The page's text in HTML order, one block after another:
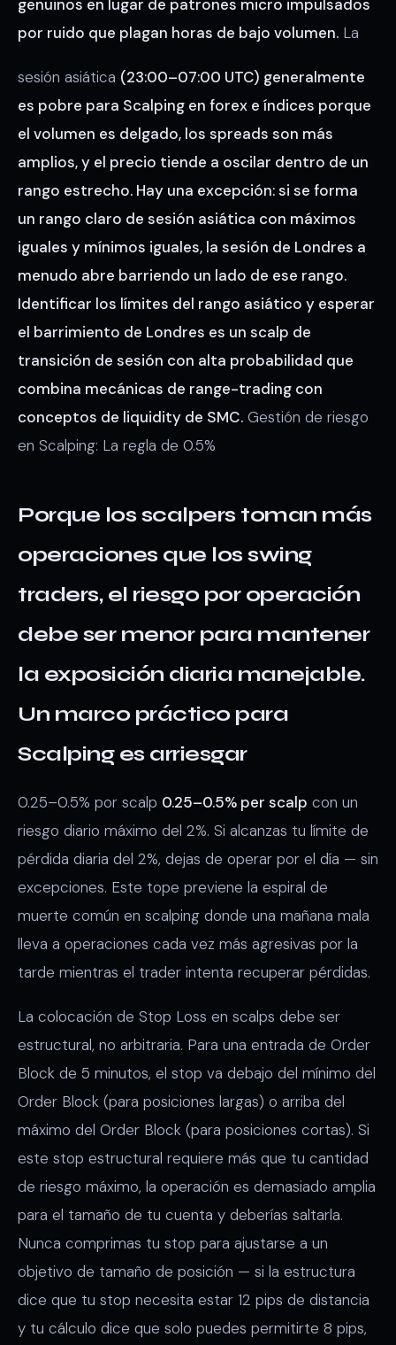
genuinos en lugar de patrones micro impulsados
por ruido que plagan horas de bajo volumen. La
sesión asiática (23:00–07:00 UTC) generalmente
es pobre para Scalping en forex e índices porque
el volumen es delgado, los spreads son más
amplios, y el precio tiende a oscilar dentro de un
rango estrecho. Hay una excepción: si se forma
un rango claro de sesión asiática con máximos
iguales y mínimos iguales, la sesión de Londres a
menudo abre barriendo un lado de ese rango.
Identificar los límites del rango asiático y esperar
el barrimiento de Londres es un scalp de
transición de sesión con alta probabilidad que
combina mecánicas de range-trading con
conceptos de liquidity de SMC. Gestión de riesgo
en Scalping: La regla de 0.5%
Porque los scalpers toman más
operaciones que los swing
traders, el riesgo por operación
debe ser menor para mantener
la exposición diaria manejable.
Un marco práctico para
Scalping es arriesgar
0.25–0.5% por scalp 0.25–0.5% per scalp con un
riesgo diario máximo del 2%. Si alcanzas tu límite de
pérdida diaria del 2%, dejas de operar por el día — sin
excepciones. Este tope previene la espiral de
muerte común en scalping donde una mañana mala
lleva a operaciones cada vez más agresivas por la
tarde mientras el trader intenta recuperar pérdidas.
La colocación de Stop Loss en scalps debe ser
estructural, no arbitraria. Para una entrada de Order
Block de 5 minutos, el stop va debajo del mínimo del
Order Block (para posiciones largas) o arriba del
máximo del Order Block (para posiciones cortas). Si
este stop estructural requiere más que tu cantidad
de riesgo máximo, la operación es demasiado amplia
para el tamaño de tu cuenta y deberías saltarla.
Nunca comprimas tu stop para ajustarse a un
objetivo de tamaño de posición — si la estructura
dice que tu stop necesita estar 12 pips de distancia
y tu cálculo dice que solo puedes permitirte 8 pips,